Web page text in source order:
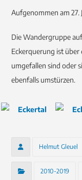
Aufgenommen am 27.
Die Wandergruppe
Eckerquerung ist
umgefallen sind oder
ebenfalls umstürzen.
Helmut Gleuel
2010-2019